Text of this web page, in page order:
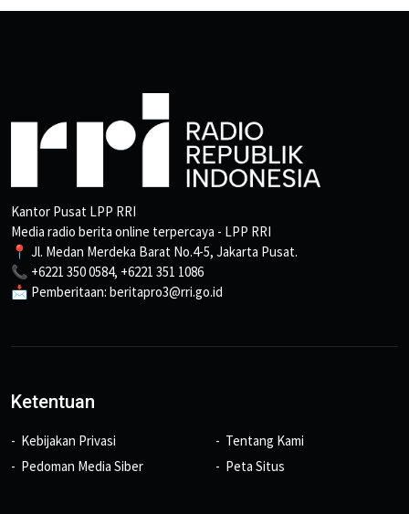
Kantor Pusat LPP RRI
Media radio berita online terpercaya - LPP RRI
📍 Jl. Medan Merdeka Barat No.4-5, Jakarta Pusat.
📞 +6221 350 0584, +6221 351 1086
📩 Pemberitaan: beritapro3@rri.go.id
Ketentuan
Kebijakan Privasi
Pedoman Media Siber
Tentang Kami
Peta Situs